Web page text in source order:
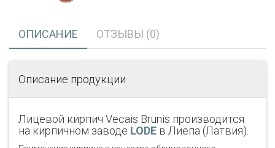
ОПИСАНИЕ ОТЗЫВЫ (0)
Описание продукции
Лицевой кирпич Vecais Brunis производится
на кирпичном заводе LODE в Лиепа (Латвия).